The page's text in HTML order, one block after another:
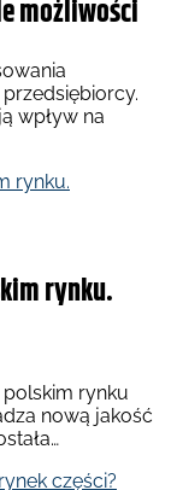
możliwości
wpływ na
rynku.
rynku
nową jakość